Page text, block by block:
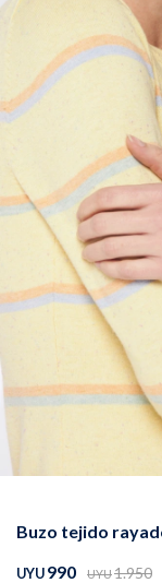
Buzo tejido
UYU990 UYU1.950
Remeras
Buzos
Camperas
Canguros